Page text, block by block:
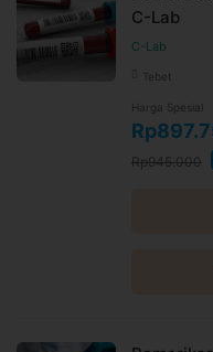
C-Lab
C-Lab
Tebet
Harga Spesial
Rp945.000